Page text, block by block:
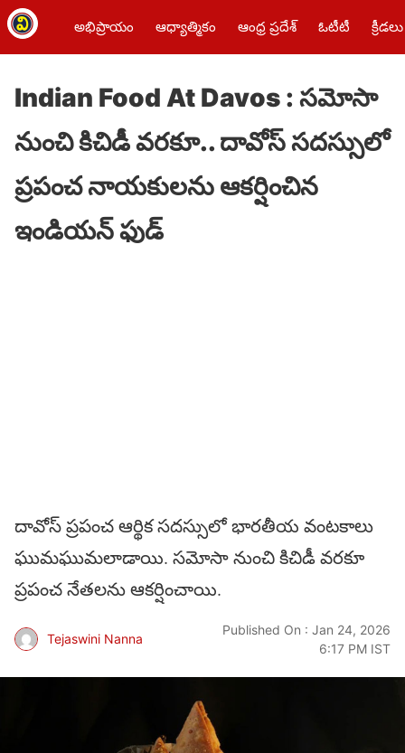
అభిప్రాయం ఆధ్యాత్మికం ఆంధ్ర ప్రదేశ్ ఓటీటీ క్రీడలు
Indian Food At Davos : సమోసా
నుంచి కిచిడీ వరకూ.. దావోస్‌ సదస్సులో
ప్రపంచ నాయకులను ఆకర్షించిన
ఇండియన్‌ ఫుడ్‌
దావోస్ ప్రపంచ ఆర్థిక సదస్సులో భారతీయ వంటకాలు
ఘుమఘుమలాడాయి. సమోసా నుంచి కిచిడీ వరకూ
ప్రపంచ నేతలను ఆకర్షించాయి.
Tejaswini Nanna
Published On : Jan 24, 2026
6:17 PM IST